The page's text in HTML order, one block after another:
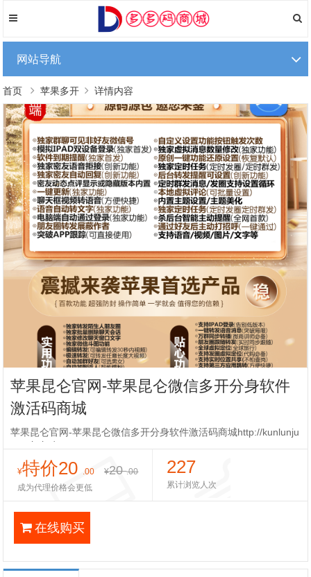
网站导航
首页 苹果多开 详情内容
苹果昆仑官网-苹果昆仑微信多开分身软件
激活码商城
苹果昆仑官网-苹果昆仑微信多开分身软件激活码商城http://kunlunju
e.website/
¥特价20 .00 ¥20.00
成为代理价格会更低
227
累计浏览人次
在线购买